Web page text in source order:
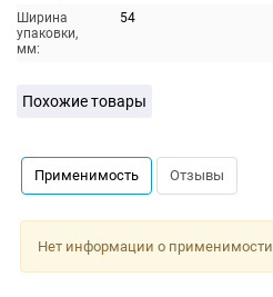
Ширина
упаковки,
мм:
54
Похожие товары
Применимость Отзывы
Нет информации о применимости